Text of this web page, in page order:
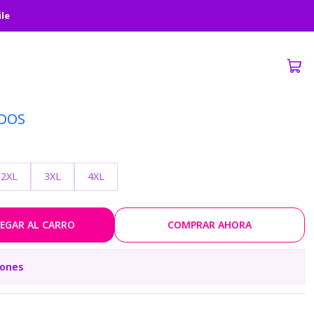
2XL 3XL 4XL
AL CARRO COMPRAR AHORA